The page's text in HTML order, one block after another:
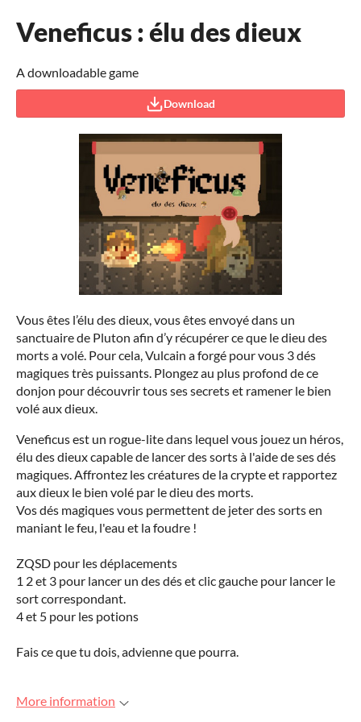
Veneficus : élu des dieux
A downloadable game
Download
Vous êtes l’élu des dieux, vous êtes envoyé dans un
sanctuaire de Pluton afin d’y récupérer ce que le dieu des
morts a volé. Pour cela, Vulcain a forgé pour vous 3 dés
magiques très puissants. Plongez au plus profond de ce
donjon pour découvrir tous ses secrets et ramener le bien
volé aux dieux.
Veneficus est un rogue-lite dans lequel vous jouez un héros,
élu des dieux capable de lancer des sorts à l'aide de ses dés
magiques. Affrontez les créatures de la crypte et rapportez
aux dieux le bien volé par le dieu des morts.
Vos dés magiques vous permettent de jeter des sorts en
maniant le feu, l'eau et la foudre !
ZQSD pour les déplacements
1 2 et 3 pour lancer un des dés et clic gauche pour lancer le
sort correspondant.
4 et 5 pour les potions
Fais ce que tu dois, advienne que pourra.
More information